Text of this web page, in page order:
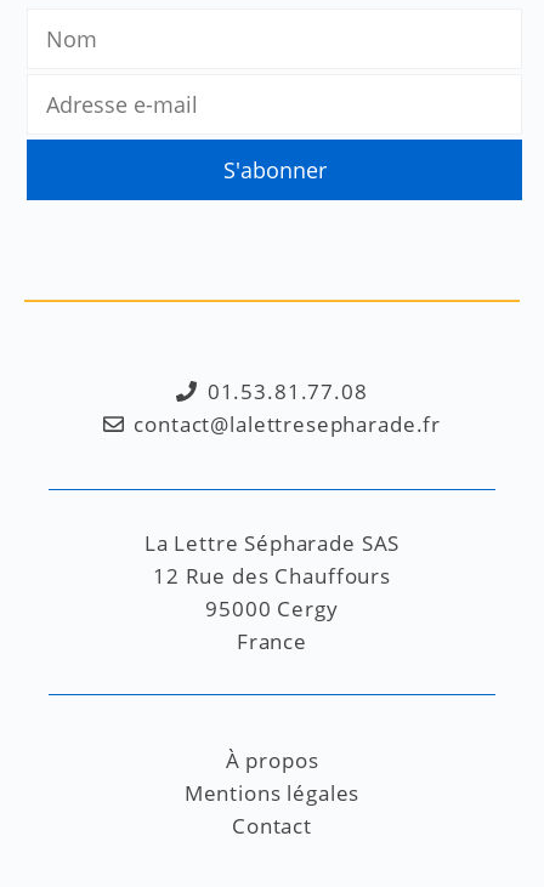
01.53.81.77.08
contact@lalettresepharade.fr
La Lettre Sépharade SAS
12 Rue des Chauffours
95000 Cergy
France
À propos
Mentions légales
Contact